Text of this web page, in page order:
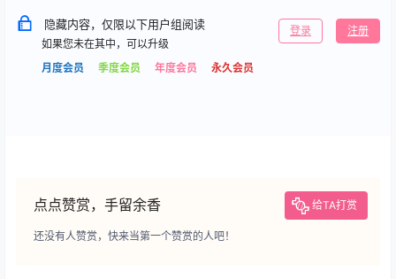
隐藏内容，仅限以下用户组阅读
如果您未在其中，可以升级
月度会员
季度会员 年度会员 永久会员
登录 注册
点点赞赏，手留余香 给TA打赏
还没有人赞赏，快来当第一个赞赏的人吧！